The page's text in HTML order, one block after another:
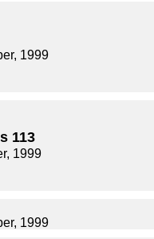
1999
113
1999
1999